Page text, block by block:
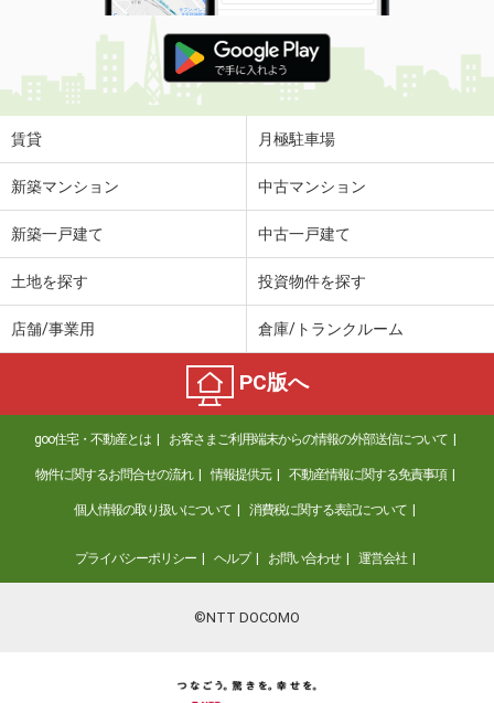
大阪府大阪市東住吉区東田辺２
価 格
2,580万円
住 所
大阪府大阪市東住吉区東田辺２
専有面積
大阪府大阪市東住吉区東田辺２
2,580万円
3,699万円
住 所
大阪府大阪市阿倍野区天王寺町北１丁
目
間取り
3LDK
価 格
4,770万円
81.09m²
賃貸 月極駐車場
新築マンション 中古マンション
新築一戸建て 中古一戸建て
土地を探す 投資物件を探す
店舗/事業用 倉庫/トランクルーム
PC版へ
goo住宅・不動産とは お客さまご利用端末からの情報の外部送信について
物件に関するお問合せの流れ 情報提供元 不動産情報に関する免責事項
個人情報の取り扱いについて 消費税に関する表記について
プライバシーポリシー ヘルプ お問い合わせ 運営会社
©NTT DOCOMO